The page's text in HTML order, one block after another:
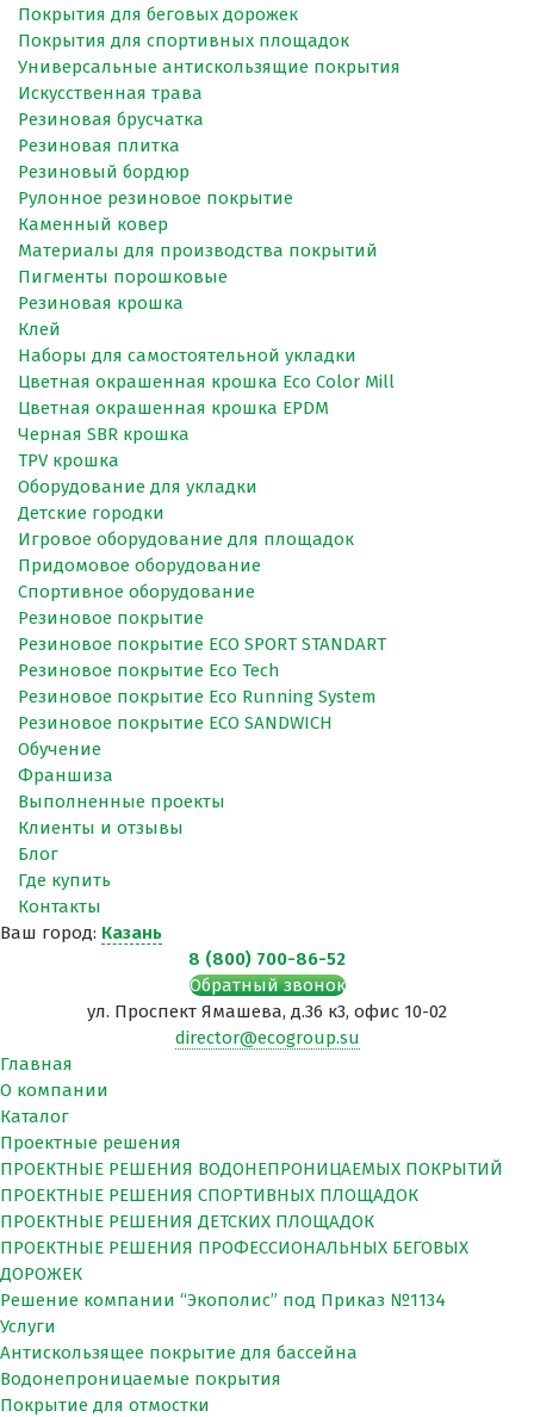
Покрытия для беговых дорожек
Покрытия для спортивных площадок
Универсальные антискользящие покрытия
Искусственная трава
Резиновая брусчатка
Резиновая плитка
Резиновый бордюр
Рулонное резиновое покрытие
Каменный ковер
Материалы для производства покрытий
Пигменты порошковые
Резиновая крошка
Клей
Наборы для самостоятельной укладки
Цветная окрашенная крошка Eco Color Mill
Цветная окрашенная крошка EPDM
Черная SBR крошка
TPV крошка
Оборудование для укладки
Детские городки
Игровое оборудование для площадок
Придомовое оборудование
Спортивное оборудование
Резиновое покрытие
Резиновое покрытие ECO SPORT STANDART
Резиновое покрытие Eco Tech
Резиновое покрытие Eco Running System
Резиновое покрытие ECO SANDWICH
Обучение
Франшиза
Выполненные проекты
Клиенты и отзывы
Блог
Где купить
Контакты
Ваш город: Казань
8 (800) 700-86-52
Обратный звонок
ул. Проспект Ямашева, д.36 к3, офис 10-02
director@ecogroup.su
Главная
О компании
Каталог
Проектные решения
ПРОЕКТНЫЕ РЕШЕНИЯ ВОДОНЕПРОНИЦАЕМЫХ ПОКРЫТИЙ
ПРОЕКТНЫЕ РЕШЕНИЯ СПОРТИВНЫХ ПЛОЩАДОК
ПРОЕКТНЫЕ РЕШЕНИЯ ДЕТСКИХ ПЛОЩАДОК
ПРОЕКТНЫЕ РЕШЕНИЯ ПРОФЕССИОНАЛЬНЫХ БЕГОВЫХ
ДОРОЖЕК
Решение компании “Экополис” под Приказ №1134
Услуги
Антискользящее покрытие для бассейна
Водонепроницаемые покрытия
Покрытие для отмостки